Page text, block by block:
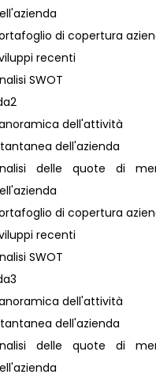
di copertura
recenti
SWOT
dell'attività
dell'azienda
delle quote di
di copertura
recenti
SWOT
dell'attività
dell'azienda
delle quote di